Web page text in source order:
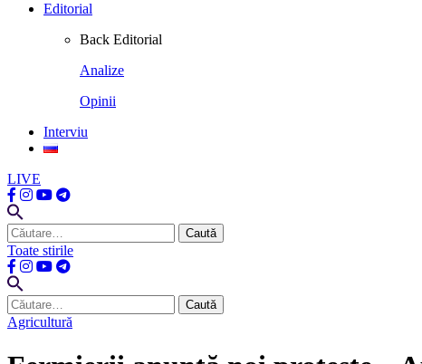
Editorial
Back Editorial
Analize
Opinii
Interviu
LIVE
Caută
după:
Toate stirile
Caută
după:
Agricultură